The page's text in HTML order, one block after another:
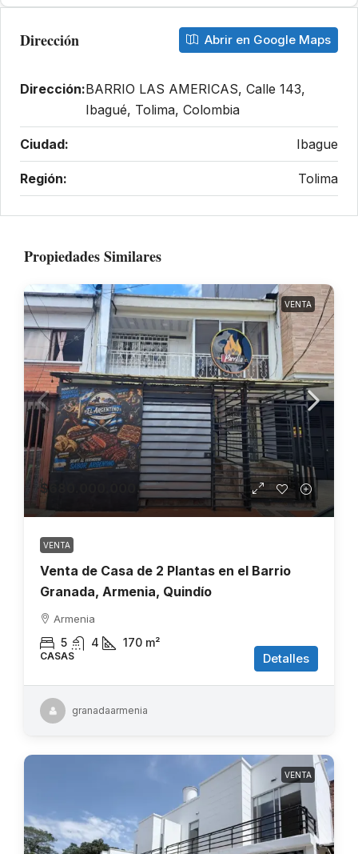
Dirección Abrir en Google Maps
Dirección:BARRIO LAS AMERICAS, Calle 143,
Ibagué, Tolima, Colombia
Ciudad: Ibague
Región: Tolima
Propiedades Similares
VENTA
$680.000.000
VENTA
Venta de Casa de 2 Plantas en el Barrio
Granada, Armenia, Quindío
Armenia
5 4 170 m²
CASAS Detalles
granadaarmenia
VENTA